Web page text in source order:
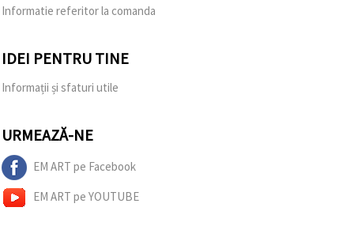
Informatie referitor la comanda
IDEI PENTRU TINE
Informații și sfaturi utile
URMEAZĂ-NE
EM ART pe Facebook
EM ART pe YOUTUBE